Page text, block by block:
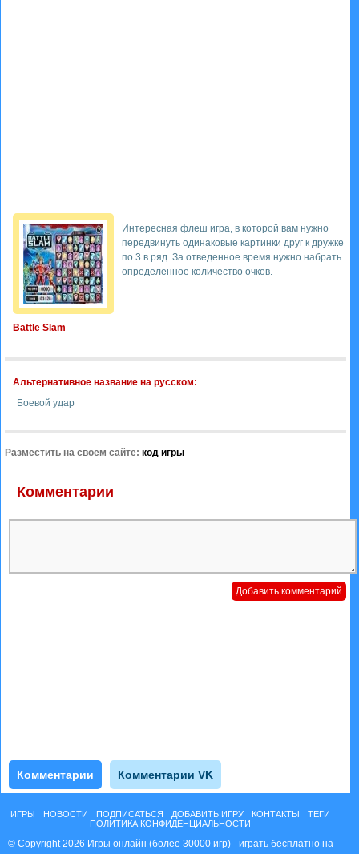
Battle Slam
Интересная флеш игра, в которой вам нужно
передвинуть одинаковые картинки друг к дружке
по 3 в ряд. За отведенное время нужно набрать
определенное количество очков.
Альтернативное название на русском:
Боевой удар
Разместить на своем сайте: код игры
Комментарии
Комментарии Комментарии VK
ИГРЫ НОВОСТИ ПОДПИСАТЬСЯ ДОБАВИТЬ ИГРУ КОНТАКТЫ
ТЕГИ
ПОЛИТИКА КОНФИДЕНЦИАЛЬНОСТИ
© Copyright 2026 Игры онлайн (более 30000 игр) - играть бесплатно на